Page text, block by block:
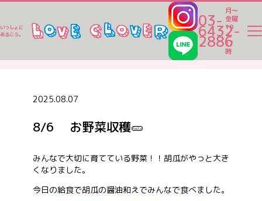
いっしょに
あるこう。
03-
6432-
2886
月～
金曜
10
～
17
時
一時保育
2025.08.07
8/6 お野菜収穫🥒
みんなで大切に育てている野菜！！胡瓜がやっと大き
くなりました。
今日の給食で胡瓜の醤油和えでみんなで食べました。